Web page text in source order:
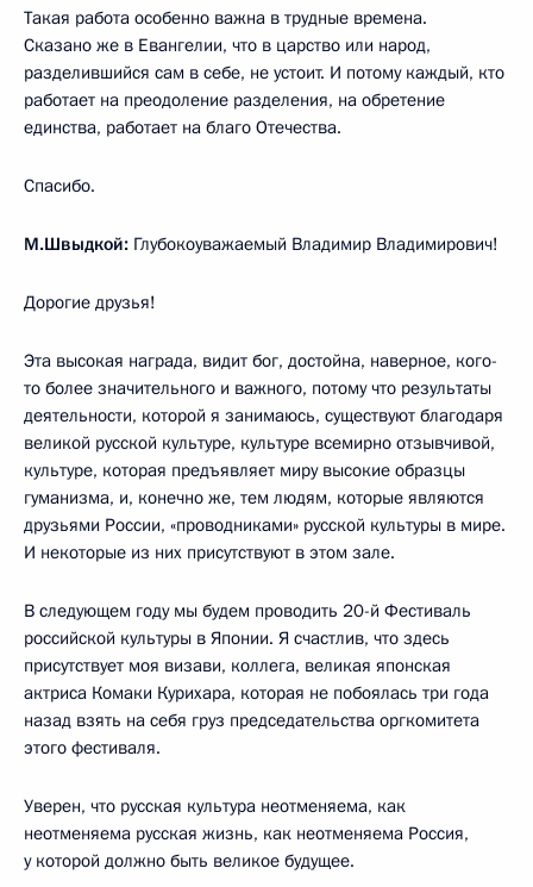
Такая работа особенно важна в трудные времена.
Сказано же в Евангелии, что в царство или народ,
разделившийся сам в себе, не устоит. И потому каждый, кто
работает на преодоление разделения, на обретение
единства, работает на благо Отечества.
Спасибо.
М.Швыдкой: Глубокоуважаемый Владимир Владимирович!
Дорогие друзья!
Эта высокая награда, видит бог, достойна, наверное, кого-
то более значительного и важного, потому что результаты
деятельности, которой я занимаюсь, существуют благодаря
великой русской культуре, культуре всемирно отзывчивой,
культуре, которая предъявляет миру высокие образцы
гуманизма, и, конечно же, тем людям, которые являются
друзьями России, «проводниками» русской культуры в мире.
И некоторые из них присутствуют в этом зале.
В следующем году мы будем проводить 20-й Фестиваль
российской культуры в Японии. Я счастлив, что здесь
присутствует моя визави, коллега, великая японская
актриса Комаки Курихара, которая не побоялась три года
назад взять на себя груз председательства оргкомитета
этого фестиваля.
Уверен, что русская культура неотменяема, как
неотменяема русская жизнь, как неотменяема Россия,
у которой должно быть великое будущее.